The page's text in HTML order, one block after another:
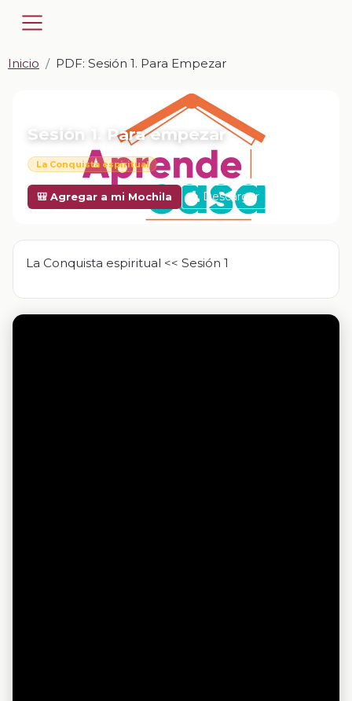
Inicio PDF: Sesión 1. Para Empezar
Sesión 1. Para empezar
La Conquista espiritual
🎒 Agregar a mi Mochila Descargar
La Conquista espiritual << Sesión 1